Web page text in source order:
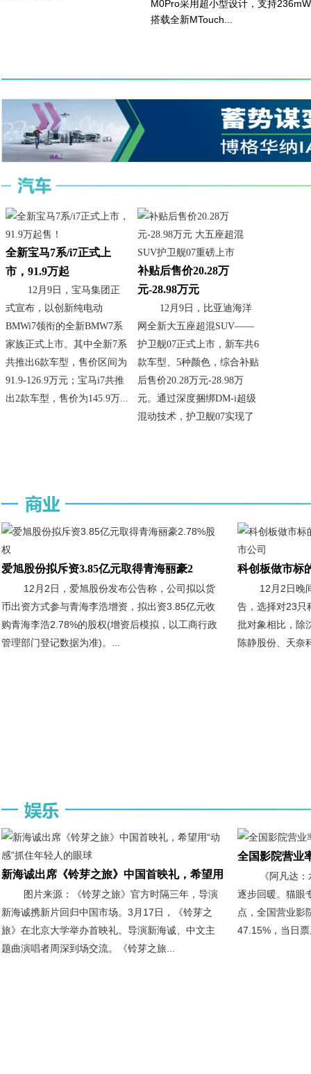
M0Pro采用超小型设计，支持
搭载全新MTouch...
全新宝马7系/i7正式上
市，91.9万起
12月9日，宝马集团正
式宣布，以创新纯电动
BMWi7领衔的全新BMW7系
家族正式上市。其中全新7系
共推出6款车型，售价区间为
91.9-126.9万元；宝马i7共推
出2款车型，售价为145.9万...
补贴后售价20.28万
元-28.98万元
12月9日，比亚迪海洋
网全新大五座超混SUV——
护卫舰07正式上市，新车共6
款车型、5种颜色，综合补贴
后售价20.28万元-28.98万
元。通过深度捆绑DM-i超级
混动技术，护卫舰07实现了
爱旭股份拟斥资3.85亿元取得青海丽豪2
12月2日，爱旭股份发布公告称，公司拟以货
币出资方式参与青海李浩增资，拟出资3.85亿元收
购青海李浩2.78%的股权(增资后模拟，以工商行政
管理部门登记数据为准)。...
科创板做市标
12月2日晚
告，选择对23只
批对象相比，除
陈静股份、天奈
新海诚出席《铃芽之旅》中国首映礼，希望用
图片来源：《铃芽之旅》官方时隔三年，导演
新海诚携新片回归中国市场。3月17日，《铃芽之
旅》在北京大学举办首映礼。导演新海诚、中文主
题曲演唱者周深到场交流。《铃芽之旅...
全国影院营业
《阿凡达
逐步回暖。猫眼
点，全国营业影
47.15%，当日